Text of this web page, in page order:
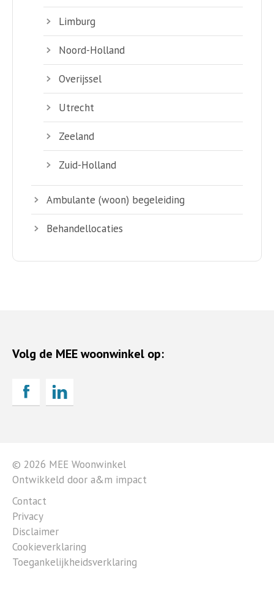
Limburg
Noord-Holland
Overijssel
Utrecht
Zeeland
Zuid-Holland
Ambulante (woon) begeleiding
Behandellocaties
Volg de MEE woonwinkel op:
© 2026 MEE Woonwinkel
Ontwikkeld door a&m impact
Contact
Privacy
Disclaimer
Cookieverklaring
Toegankelijkheidsverklaring